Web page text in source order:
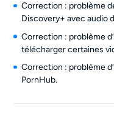
Correction : problème
Discovery+ avec audio
Correction : problème
télécharger certaines
Correction : problème
PornHub.